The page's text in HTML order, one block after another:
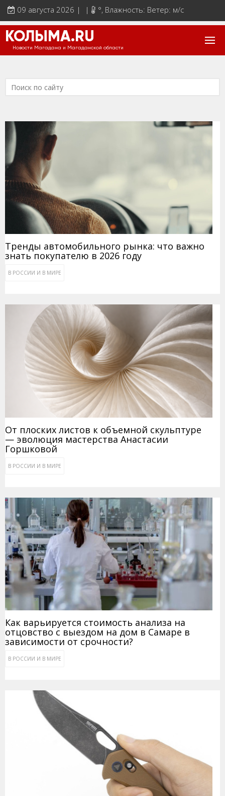
09 августа 2026 | | °, Влажность: Ветер: м/с
КОЛЫМА.RU
Новости Магадана и Магаданской области
Тренды автомобильного рынка: что важно
знать покупателю в 2026 году
В РОССИИ И В МИРЕ
От плоских листов к объемной скульптуре
— эволюция мастерства Анастасии
Горшковой
В РОССИИ И В МИРЕ
Как варьируется стоимость анализа на
отцовство с выездом на дом в Самаре в
зависимости от срочности?
В РОССИИ И В МИРЕ